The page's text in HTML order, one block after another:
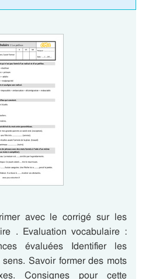
avec le corrigé sur les
. Evaluation vocabulaire :
évaluées Identifier les
Savoir former des mots
Consignes pour cette